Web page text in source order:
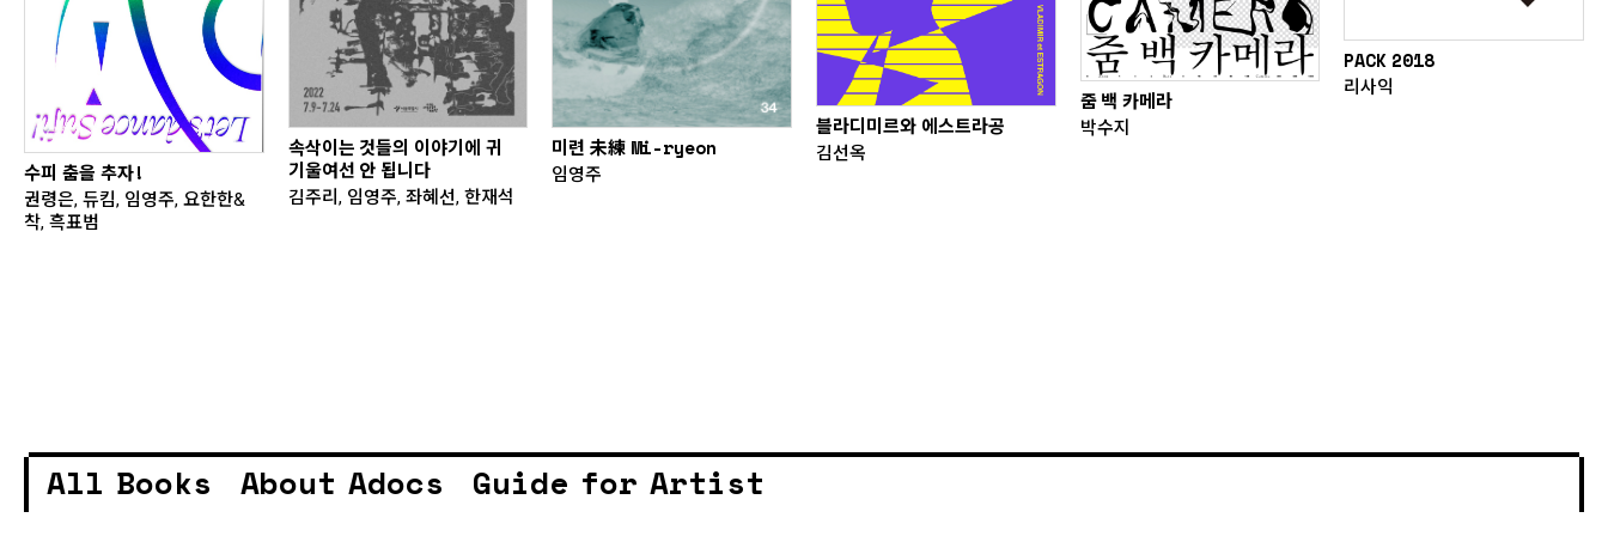
수피 춤을 추자!
권령은, 듀킴, 임영주, 요한한&
착, 흑표범
속삭이는 것들의 이야기에 귀
기울여선 안 됩니다
김주리, 임영주, 좌혜선, 한재석
미련 未練 Mi-ryeon
임영주
블라디미르와 에스트라공
김선옥
줌 백 카메라
박수지
PACK 2018
리사익
All Books About Adocs Guide for Artist